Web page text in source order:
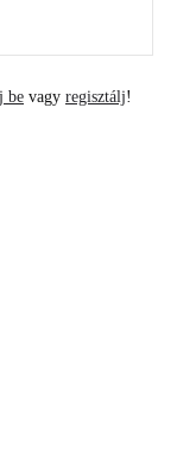
be vagy regisztálj!